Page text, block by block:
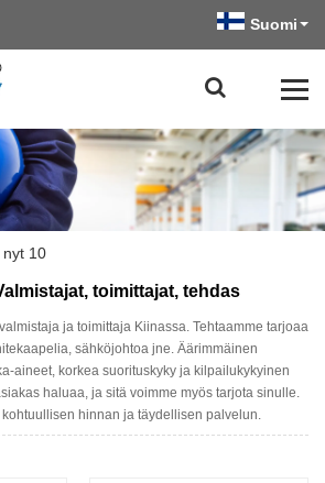
Suomi
nyt 10
toimittajat, tehdas
ja toimittaja Kiinassa. Tehtaamme tarjoaa
sähköjohtoa jne. Äärimmäinen
aineet, korkea suorituskyky ja kilpailukykyinen
haluaa, ja sitä voimme myös tarjota sinulle.
hinnan ja täydellisen palvelun.